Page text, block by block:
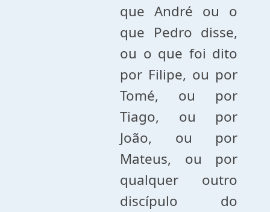
que André ou o
que Pedro disse,
ou o que foi dito
por Filipe, ou por
Tomé, ou por
Tiago, ou por
João, ou por
Mateus, ou por
qualquer outro
discípulo do